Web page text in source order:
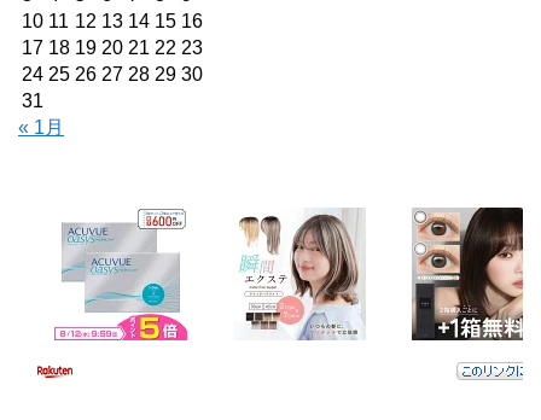
10 11 12 13 14 15 16
17 18 19 20 21 22 23
24 25 26 27 28 29 30
31
« 1月